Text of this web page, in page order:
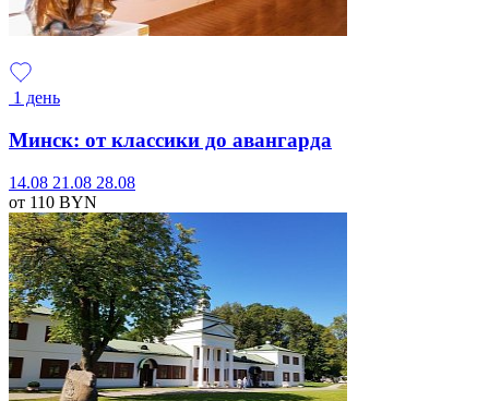
1 день
Минск: от классики до авангарда
14.08 21.08 28.08
от 110 BYN